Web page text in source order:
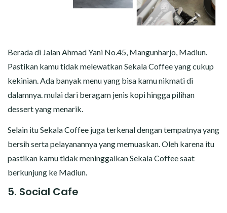
Berada di Jalan Ahmad Yani No.45, Mangunharjo, Madiun.
Pastikan kamu tidak melewatkan Sekala Coffee yang cukup
kekinian. Ada banyak menu yang bisa kamu nikmati di
dalamnya. mulai dari beragam jenis kopi hingga pilihan
dessert yang menarik.
Selain itu Sekala Coffee juga terkenal dengan tempatnya yang
bersih serta pelayanannya yang memuaskan. Oleh karena itu
pastikan kamu tidak meninggalkan Sekala Coffee saat
berkunjung ke Madiun.
5. Social Cafe